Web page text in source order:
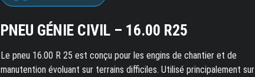
PNEU GÉNIE CIVIL – 16.00 R25
Le pneu 16.00 R 25 est conçu pour les engins de chantier et de
manutention évoluant sur terrains difficiles. Utilisé principalement sur